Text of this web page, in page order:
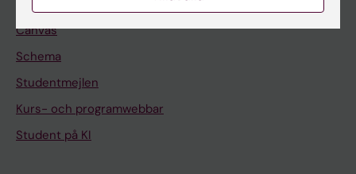
Canvas
Schema
Studentmejlen
Kurs- och programwebbar
Student på KI